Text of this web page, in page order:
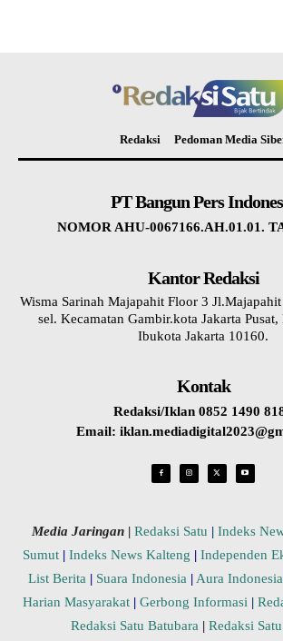
Redaksi Pedoman Media
PT Bangun Pers
NOMOR AHU-0067166.AH.01.01.
Kantor Redaksi
Wisma Sarinah Majapahit Floor 3
sel. Kecamatan Gambir.kota Jakarta
Ibukota Jakarta 10160.
Kontak
Redaksi/Iklan 0852 1490
Email:
Media Jaringan | Redaksi Satu | Indeks
Sumut | Indeks News Kalteng | Independen
List Berita | Suara Indonesia | Aura Indonesia
Harian Masyarakat | Gerbong Informasi |
Redaksi Satu Batubara | Redaksi